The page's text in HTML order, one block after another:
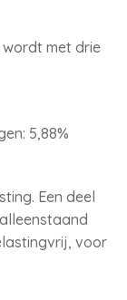
met drie
5,88%
Een deel
voor